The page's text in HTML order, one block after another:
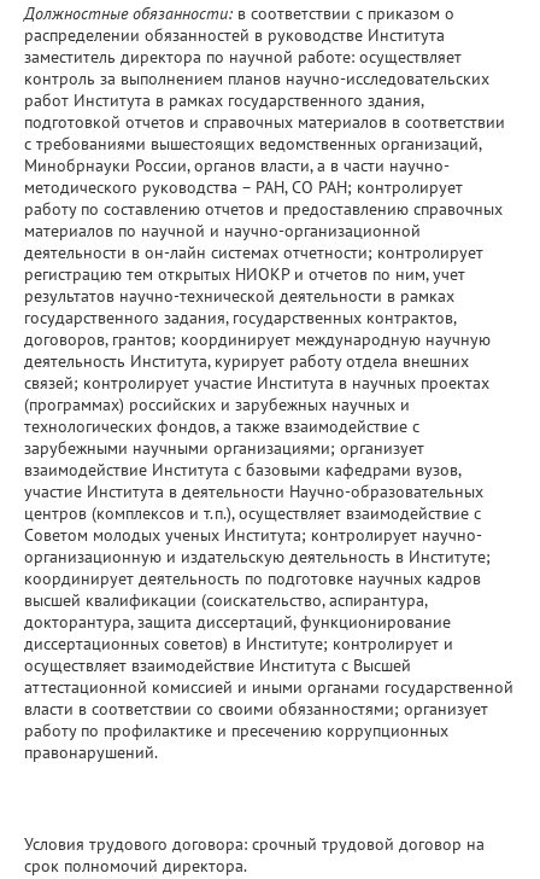
Должностные обязанности: в соответствии с приказом о
распределении обязанностей в руководстве Института
заместитель директора по научной работе: осуществляет
контроль за выполнением планов научно-исследовательских
работ Института в рамках государственного здания,
подготовкой отчетов и справочных материалов в соответствии
с требованиями вышестоящих ведомственных организаций,
Минобрнауки России, органов власти, а в части научно-
методического руководства – РАН, СО РАН; контролирует
работу по составлению отчетов и предоставлению справочных
материалов по научной и научно-организационной
деятельности в он-лайн системах отчетности; контролирует
регистрацию тем открытых НИОКР и отчетов по ним, учет
результатов научно-технической деятельности в рамках
государственного задания, государственных контрактов,
договоров, грантов; координирует международную научную
деятельность Института, курирует работу отдела внешних
связей; контролирует участие Института в научных проектах
(программах) российских и зарубежных научных и
технологических фондов, а также взаимодействие с
зарубежными научными организациями; организует
взаимодействие Института с базовыми кафедрами вузов,
участие Института в деятельности Научно-образовательных
центров (комплексов и т.п.), осуществляет взаимодействие с
Советом молодых ученых Института; контролирует научно-
организационную и издательскую деятельность в Институте;
координирует деятельность по подготовке научных кадров
высшей квалификации (соискательство, аспирантура,
докторантура, защита диссертаций, функционирование
диссертационных советов) в Институте; контролирует и
осуществляет взаимодействие Института с Высшей
аттестационной комиссией и иными органами государственной
власти в соответствии со своими обязанностями; организует
работу по профилактике и пресечению коррупционных
правонарушений.
Условия трудового договора: срочный трудовой договор на
срок полномочий директора.